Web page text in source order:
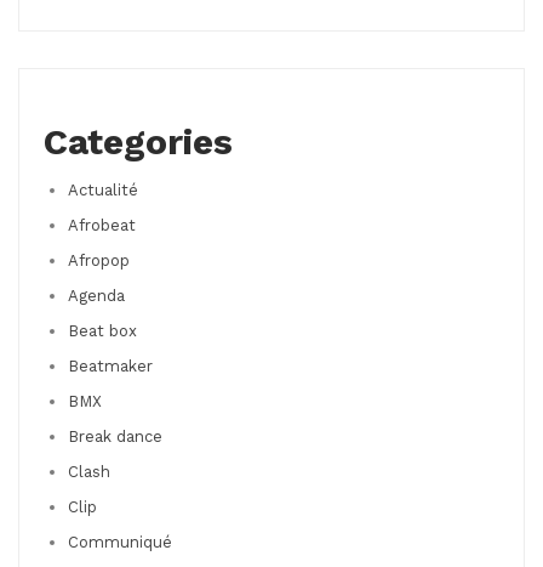
Categories
Actualité
Afrobeat
Afropop
Agenda
Beat box
Beatmaker
BMX
Break dance
Clash
Clip
Communiqué